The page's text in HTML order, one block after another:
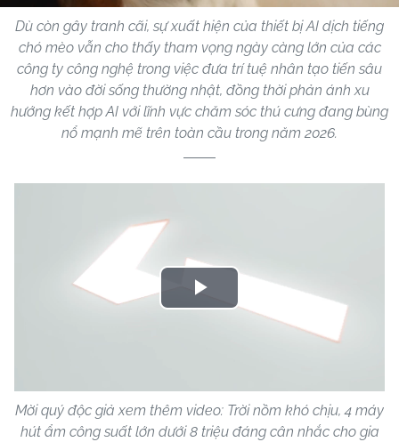
Dù còn gây tranh cãi, sự xuất hiện của thiết bị AI dịch tiếng
chó mèo vẫn cho thấy tham vọng ngày càng lớn của các
công ty công nghệ trong việc đưa trí tuệ nhân tạo tiến sâu
hơn vào đời sống thường nhật, đồng thời phản ánh xu
hướng kết hợp AI với lĩnh vực chăm sóc thú cưng đang bùng
nổ mạnh mẽ trên toàn cầu trong năm 2026.
Play
Mời quý độc giả xem thêm video: Trời nồm khó chịu, 4 máy
hút ẩm công suất lớn dưới 8 triệu đáng cân nhắc cho gia